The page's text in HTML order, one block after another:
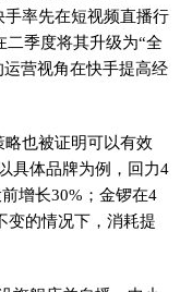
率先在短视频直播行
二季度将其升级为“全
营视角在快手提高经
也被证明可以有效
具体品牌为例，回力4
增长30%；金锣在4
变的情况下，消耗提